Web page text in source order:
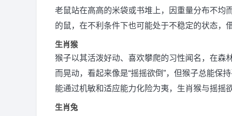
老鼠站在高高的米袋或书堆上，因重量分布不均
的鼠，在不利条件下也可能处于不稳定的状态，
生肖猴
猴子以其活泼好动、喜欢攀爬的习性闻名，在森
而晃动，看起来像是“摇摇欲倒”，但猴子总能保
能通过机敏和适应能力化险为夷，生肖猴与摇摇
生肖兔